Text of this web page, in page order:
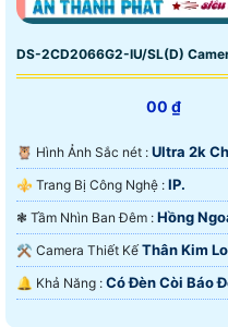
DS-2CD2066G2-IU/SL(D)
00 ₫
🦉 Hình Ảnh Sắc nét : Ultra 2k
⚜️ Trang Bị Công Nghệ : IP.
❃ Tầm Nhìn Ban Đêm : Hồng
⚒ Camera Thiết Kế Thân Kim
️🔔 Khả Năng : Có Đèn Còi Báo